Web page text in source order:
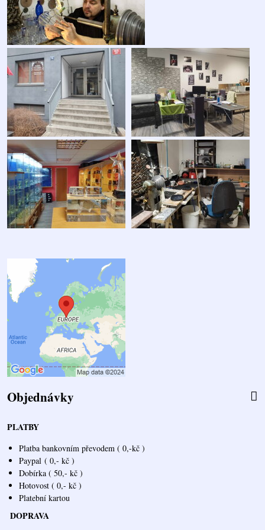
Objednávky
PLATBY
Platba bankovním převodem ( 0,-kč )
Paypal ( 0,- kč )
Dobírka ( 50,- kč )
Hotovost ( 0,- kč )
Platební kartou
DOPRAVA